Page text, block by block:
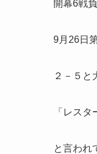
開幕6戦
9月26日
２－５と
「レス
と言われ